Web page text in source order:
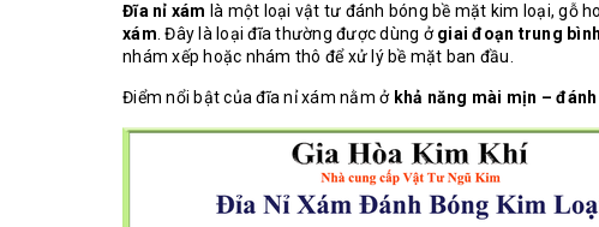
Đĩa nỉ xám là một loại vật tư đánh bóng bề mặt kim loại, gỗ
xám . Đây là loại đĩa thường được dùng ởgiai đoạn trung
nhám xếp hoặc nhám thô để xử lý bề mặt ban đầu.
Điểm nổi bật của đĩa nỉ xám nằm ở khả năng mài mịn –